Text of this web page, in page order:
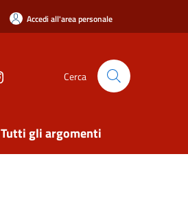
Accedi all'area personale
Cerca
Tutti gli argomenti